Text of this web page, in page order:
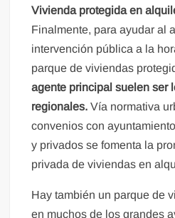
Vivienda protegida en
Finalmente, para ayudar al
intervención pública a la
parque de viviendas
agente principal suelen ser
regionales. Vía normativa
convenios con
y privados se fomenta la
privada de viviendas en
Hay también un parque de
en muchos de los grandes